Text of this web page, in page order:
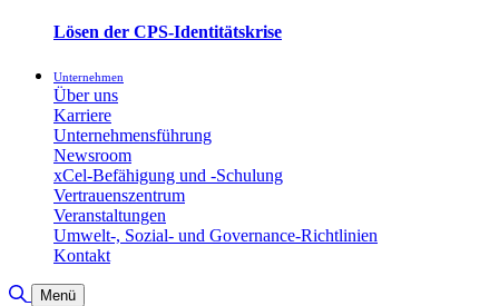
Lösen der CPS-Identitätskrise
Unternehmen
Über uns
Karriere
Unternehmensführung
Newsroom
xCel-Befähigung und -Schulung
Vertrauenszentrum
Veranstaltungen
Umwelt-, Sozial- und Governance-Richtlinien
Kontakt
Suche umschalten
Menü